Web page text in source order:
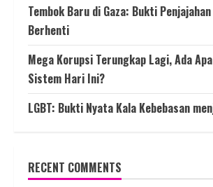
Tembok Baru di Gaza: Bukti
Berhenti
Mega Korupsi Terungkap Lagi, Ada
Sistem Hari Ini?
LGBT: Bukti Nyata Kala Kebebasan
RECENT COMMENTS